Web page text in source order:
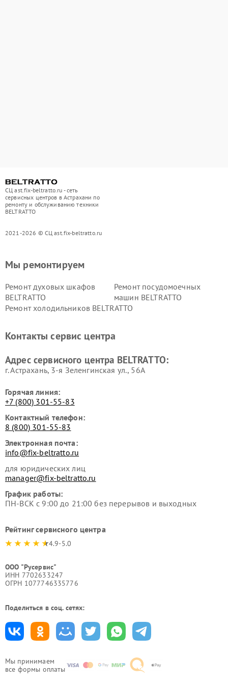
СЦ ast.fix-beltratto.ru - сеть
сервисных центров в Астрахани по
ремонту и обслуживанию техники
BELTRATTO
2021-2026 © СЦ ast.fix-beltratto.ru
Мы принимаем
все формы оплаты
Мы ремонтируем
Ремонт духовых шкафов
BELTRATTO
Ремонт посудомоечных
машин BELTRATTO
Ремонт холодильников BELTRATTO
Контакты сервис центра
Адрес сервисного центра BELTRATTO:
г. Астрахань, 3-я Зеленгинская ул., 56А
Горячая линия:
+7 (800) 301-55-83
Контактный телефон:
8 (800) 301-55-83
Электронная почта:
info@fix-beltratto.ru
для юридических лиц
manager@fix-beltratto.ru
График работы:
ПН-ВСК с 9:00 до 21:00 без перерывов и выходных
Рейтинг сервисного центра
4.9-5.0
ООО "Русервис"
ИНН 7702633247
ОГРН 1077746335776
Поделиться в соц. сетях: